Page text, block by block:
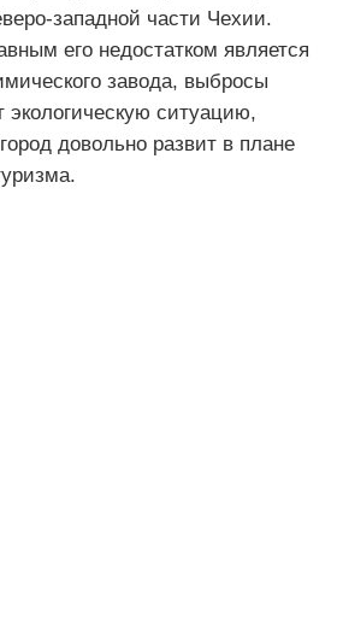
западной части Чехии.
его недостатком является
завода, выбросы
экологическую ситуацию,
довольно развит в плане